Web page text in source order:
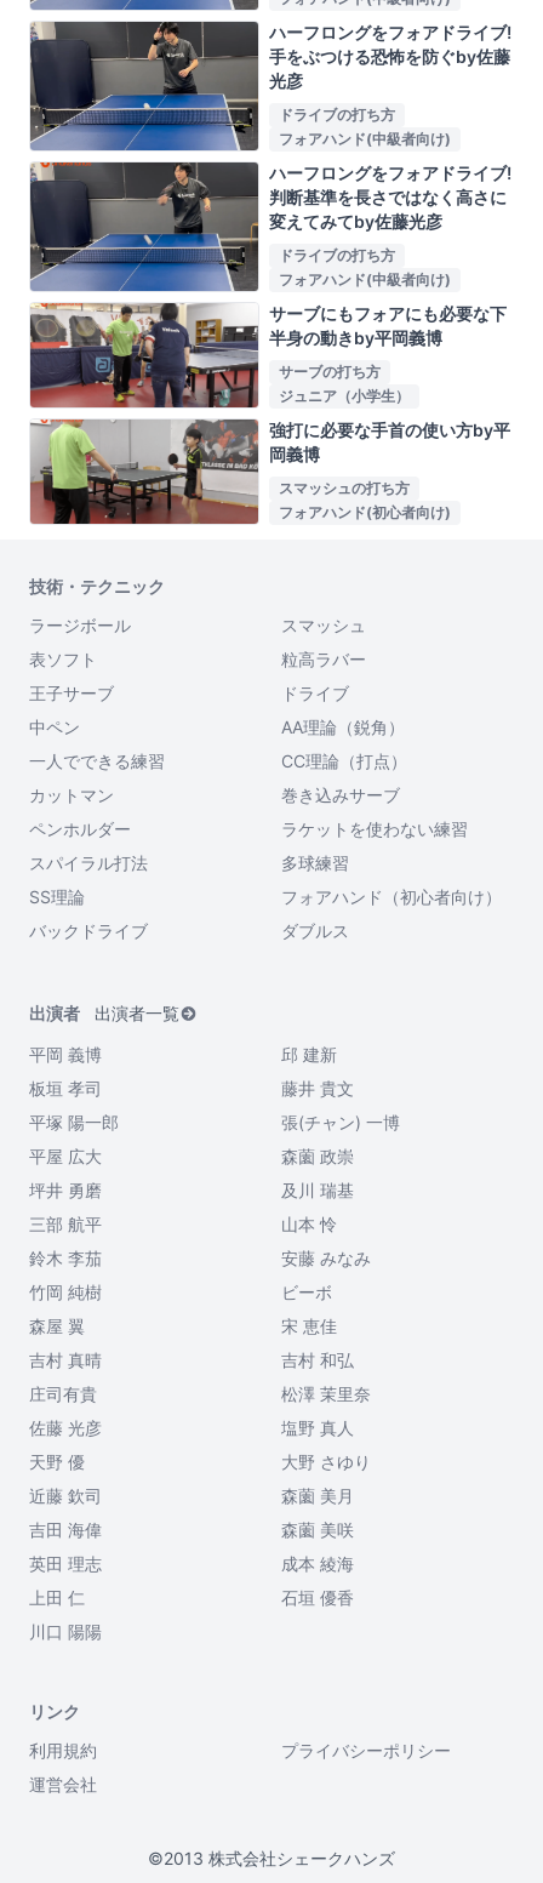
ハーフロングをフォアドライブ!
手をぶつける恐怖を防ぐby佐藤
光彦
ドライブの打ち方
フォアハンド(中級者向け)
ハーフロングをフォアドライブ!
判断基準を長さではなく高さに
変えてみてby佐藤光彦
ドライブの打ち方
フォアハンド(中級者向け)
サーブにもフォアにも必要な下
半身の動きby平岡義博
サーブの打ち方
ジュニア（小学生）
強打に必要な手首の使い方by平
岡義博
スマッシュの打ち方
フォアハンド(初心者向け)
技術・テクニック
ラージボール
スマッシュ
表ソフト
粒高ラバー
王子サーブ
ドライブ
中ペン
AA理論（鋭角）
一人でできる練習
CC理論（打点）
カットマン
巻き込みサーブ
ペンホルダー
ラケットを使わない練習
スパイラル打法
多球練習
SS理論
フォアハンド（初心者向け）
バックドライブ
ダブルス
出演者
出演者一覧
平岡 義博
邱 建新
板垣 孝司
藤井 貴文
平塚 陽一郎
張(チャン) 一博
平屋 広大
森薗 政崇
坪井 勇磨
及川 瑞基
三部 航平
山本 怜
鈴木 李茄
安藤 みなみ
竹岡 純樹
ビーボ
森屋 翼
宋 恵佳
吉村 真晴
吉村 和弘
庄司有貴
松澤 茉里奈
佐藤 光彦
塩野 真人
天野 優
大野 さゆり
近藤 欽司
森薗 美月
吉田 海偉
森薗 美咲
英田 理志
成本 綾海
上田 仁
石垣 優香
川口 陽陽
リンク
利用規約
プライバシーポリシー
運営会社
©2013 株式会社シェークハンズ